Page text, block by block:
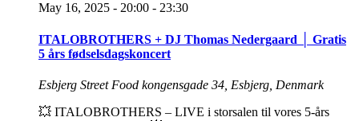
May 16, 2025 - 20:00 - 23:30
ITALOBROTHERS + DJ Thomas Nedergaard │ Gratis
5 års fødselsdagskoncert
Esbjerg Street Food kongensgade 34, Esbjerg, Denmark
💥 ITALOBROTHERS – LIVE i storsalen til vores 5-års